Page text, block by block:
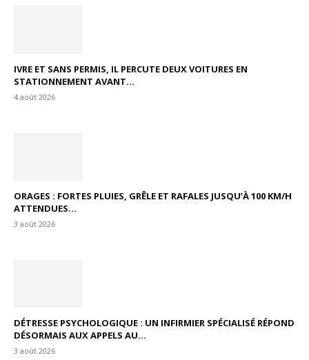
IVRE ET SANS PERMIS, IL PERCUTE DEUX VOITURES EN
STATIONNEMENT AVANT...
4 août 2026
ORAGES : FORTES PLUIES, GRÊLE ET RAFALES JUSQU’À 100 KM/H
ATTENDUES...
3 août 2026
DÉTRESSE PSYCHOLOGIQUE : UN INFIRMIER SPÉCIALISÉ RÉPOND
DÉSORMAIS AUX APPELS AU...
3 août 2026